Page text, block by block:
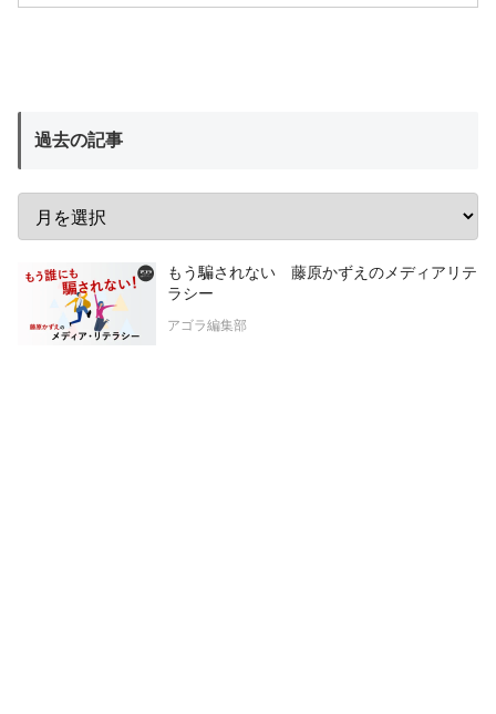
過去の記事
もう騙されない 藤原かずえのメディアリテ
ラシー
アゴラ編集部